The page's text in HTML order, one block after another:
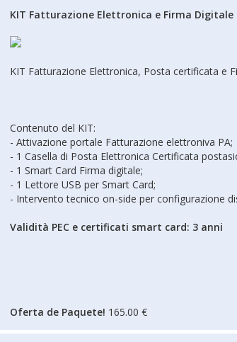
KIT Fatturazione Elettronica e Firma Digitale
KIT Fatturazione Elettronica, Posta certificata e
Contenuto del KIT:
- Attivazione portale Fatturazione elettroniva PA;
- 1 Casella di Posta Elettronica Certificata
- 1 Smart Card Firma digitale;
- 1 Lettore USB per Smart Card;
- Intervento tecnico on-side per configurazione
Validità PEC e certificati smart card: 3 anni
Oferta de Paquete! 165.00 €